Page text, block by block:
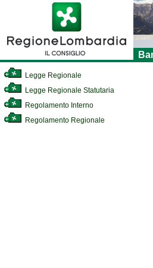
Legge Regionale
Legge Regionale Statutaria
Regolamento Interno
Regolamento Regionale